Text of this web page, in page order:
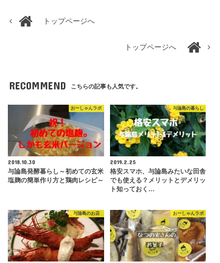
トップページへ
トップページへ
RECOMMEND こちらの記事も人気です。
おーしゃんラボ
2018.10.30
与論島発酵暮らし～初めての玄米
塩麹の簡単作り方と鶏肉レシピ～
与論島の暮らし
2019.2.25
格安スマホ、与論島みたいな田舎
でも使える？メリットとデメリッ
ト知っておく…
与論島のお店 おーしゃんラボ